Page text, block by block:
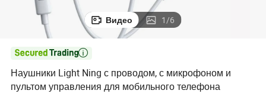
Видео 1/6

Наушники Light Ning с проводом, с микрофоном и
пультом управления для мобильного телефона